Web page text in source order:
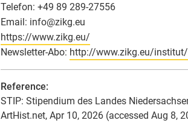
Telefon: +49 89 289-27556
Email: info@zikg.eu
https://www.zikg.eu/
Newsletter-Abo: http://www.zikg.eu/
Reference:
STIP: Stipendium des Landes
ArtHist.net, Apr 10, 2026 (accessed Aug